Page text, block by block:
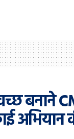
बनाने
अभियान